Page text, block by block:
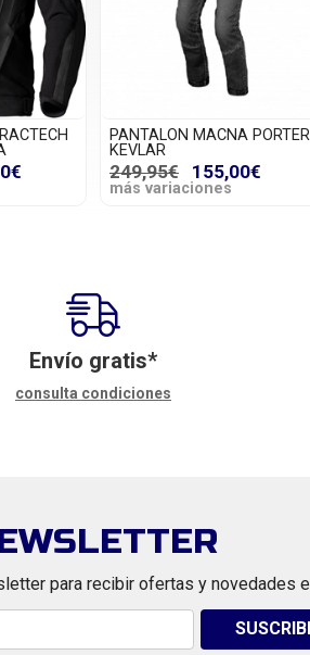
PANTALON MACNA PORTER
KEVLAR
249,95€ 155,00€
más variaciones
Envío gratis*
consulta condiciones
para recibir ofertas y novedades